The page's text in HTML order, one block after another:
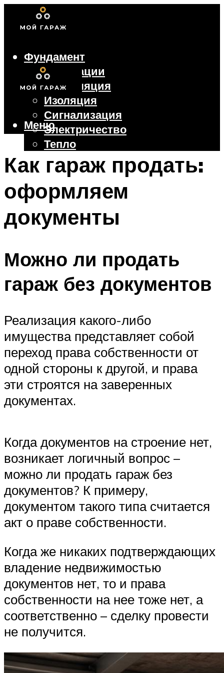
Фундамент
Коммуникации
Вентиляция
Изоляция
Сигнализация
Электричество
Тепло
Крыша
Ворота
Меню
Меню
Как гараж продать:
оформляем
документы
Можно ли продать
гараж без документов
Реализация какого-либо
имущества представляет собой
переход права собственности от
одной стороны к другой, и права
эти строятся на заверенных
документах.
Когда документов на строение нет,
возникает логичный вопрос –
можно ли продать гараж без
документов? К примеру,
документом такого типа считается
акт о праве собственности.
Когда же никаких подтверждающих
владение недвижимостью
документов нет, то и права
собственности на нее тоже нет, а
соответственно – сделку провести
не получится.